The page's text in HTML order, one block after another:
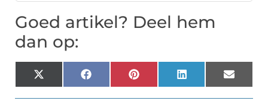
Goed artikel? Deel hem
dan op:
X
(Twitter)
FacebookPinterest LinkedIn Email